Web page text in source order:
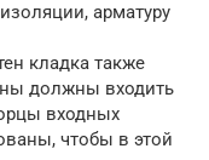
арматуру
кладка также
должны входить
входных
чтобы в этой